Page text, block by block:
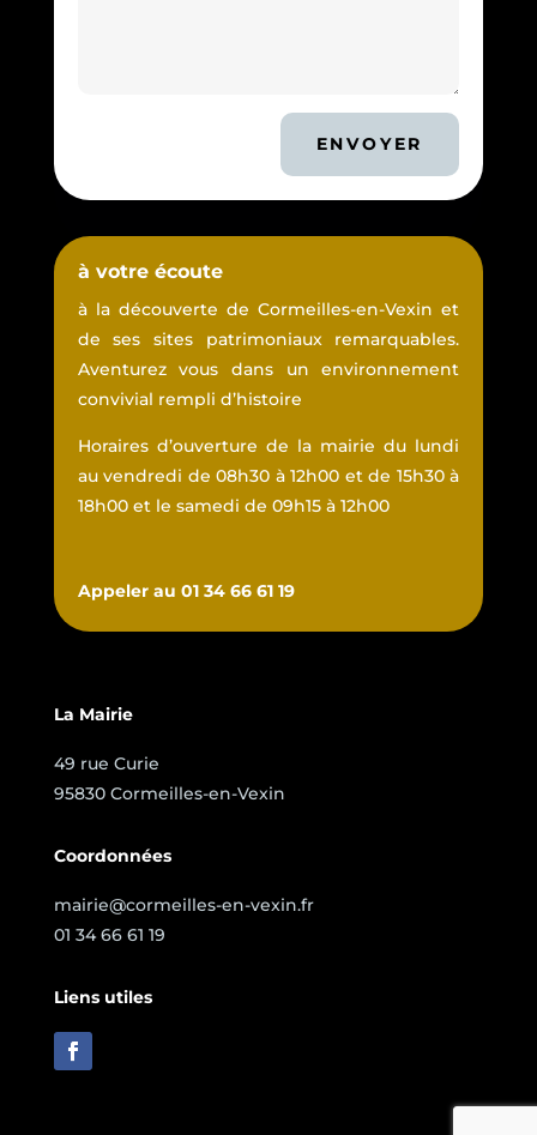
ENVOYER
à votre écoute
à la découverte de Cormeilles-en-Vexin et
de ses sites patrimoniaux remarquables.
Aventurez vous dans un environnement
convivial rempli d’histoire
Horaires d’ouverture de la mairie du lundi
au vendredi de 08h30 à 12h00 et de 15h30 à
18h00 et le samedi de 09h15 à 12h00
Appeler au 01 34 66 61 19
La Mairie
49 rue Curie
95830 Cormeilles-en-Vexin
Coordonnées
mairie@cormeilles-en-vexin.fr
01 34 66 61 19
Liens utiles